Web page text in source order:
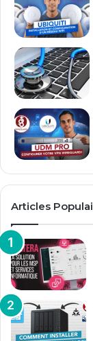
Articles